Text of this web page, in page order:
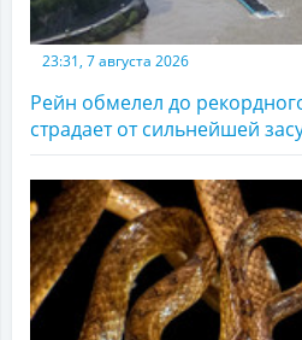
23:31, 7 августа 2026
Рейн обмелел до
страдает от сильнейшей